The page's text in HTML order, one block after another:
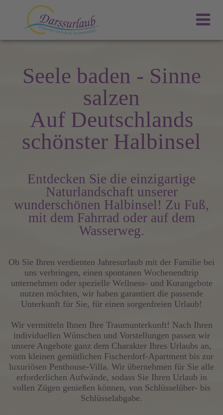
Seele baden - Sinne
salzen
Auf Deutschlands
schönster Halbinsel
Entdecken Sie die einzigartige
Naturlandschaft unserer
wunderschönen Halbinsel! Zu Fuß,
mit dem Fahrrad oder auf dem
Wasserweg.
Ob Sie Ihren verdienten Jahresurlaub mit der Familie bei
uns verbringen, einen spontanen Wochenendtrip
unternehmen oder spezielle Wellness- und Kurangebote
nutzen möchten, wir haben garantiert die passende
Unterkunft für Sie, für einen sorgenfreien Urlaub!
Wir vermitteln Ihnen Ihre Traumunterkunft! Nach Ihren
individuellen Wünschen und Vorstellungen passen wir
unsere Angebote ganz dem Charakter Ihres Urlaubs an,
vom kleinen gemütlichen Fischerdorf-Apartment bis zur
luxuriösen Penthouse-Villa. Wir übernehmen für Sie alle
erforderlichen Aufwände, sodass Sie Ihren Urlaub in
vollen Zügen genießen können, von Schlüsselüber- bis
Schlüsselabgabe.